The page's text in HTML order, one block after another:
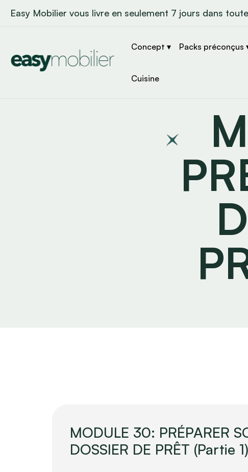
Easy Mobilier vous livre en seulement 7 jours dans
Concept ▾ Packs préconçus
Cuisine
MODULE 30: PRÉPARER
DOSSIER DE PRÊT (Partie 1)